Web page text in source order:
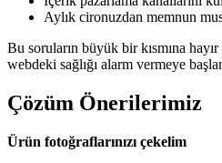
Aylık cironuzdan memnun
Bu soruların büyük bir kısmına
webdeki sağlığı alarm vermeye
Çözüm Önerilerimiz
Ürün fotoğraflarınızı çekelim